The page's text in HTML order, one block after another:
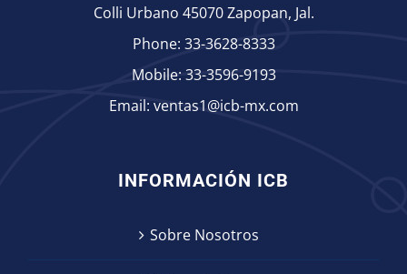
Colli Urbano 45070 Zapopan, Jal.
Phone: 33-3628-8333
Mobile: 33-3596-9193
Email: ventas1@icb-mx.com
INFORMACIÓN ICB
Sobre Nosotros